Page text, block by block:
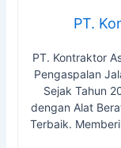
PT.
PT. Kontraktor
Pengaspalan
Sejak Tahun
dengan Alat
Terbaik.